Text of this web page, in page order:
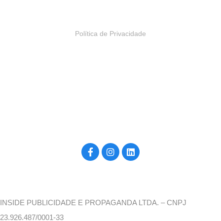
Política de Privacidade
INSIDE PUBLICIDADE E PROPAGANDA LTDA. – CNPJ
23.926.487/0001-33